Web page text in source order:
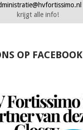
krijgt alle info!
OP FACEBOOK